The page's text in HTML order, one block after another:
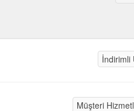
İndirimli
Müşteri